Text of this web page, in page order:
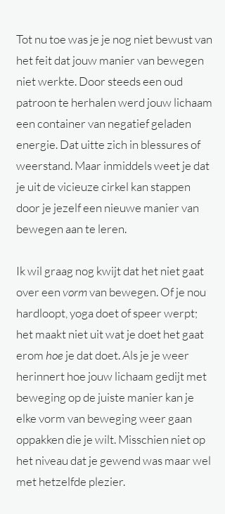
Tot nu toe was je je nog niet bewust van
het feit dat jouw manier van bewegen
niet werkte. Door steeds een oud
patroon te herhalen werd jouw lichaam
een container van negatief geladen
energie. Dat uitte zich in blessures of
weerstand. Maar inmiddels weet je dat
je uit de vicieuze cirkel kan stappen
door je jezelf een nieuwe manier van
bewegen aan te leren.
Ik wil graag nog kwijt dat het niet gaat
over eenvormvan bewegen. Of je nou
hardloopt, yoga doet of speer werpt;
het maakt niet uit wat je doet het gaat
erom hoe je dat doet. Als je je weer
herinnert hoe jouw lichaam gedijt met
beweging op de juiste manier kan je
elke vorm van beweging weer gaan
oppakken die je wilt. Misschien niet op
het niveau dat je gewend was maar wel
met hetzelfde plezier.